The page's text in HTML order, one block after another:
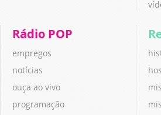
Rádio POP
empregos
notícias
ouça ao vivo
programação